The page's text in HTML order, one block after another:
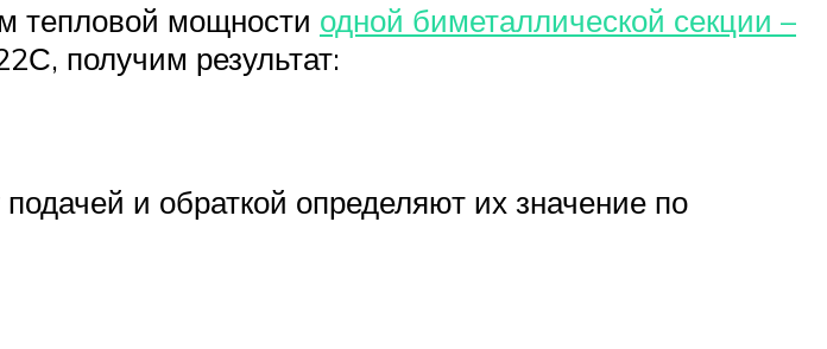
тепловой мощности одной биметаллической секции –
получим результат:
и обраткой определяют их значение по